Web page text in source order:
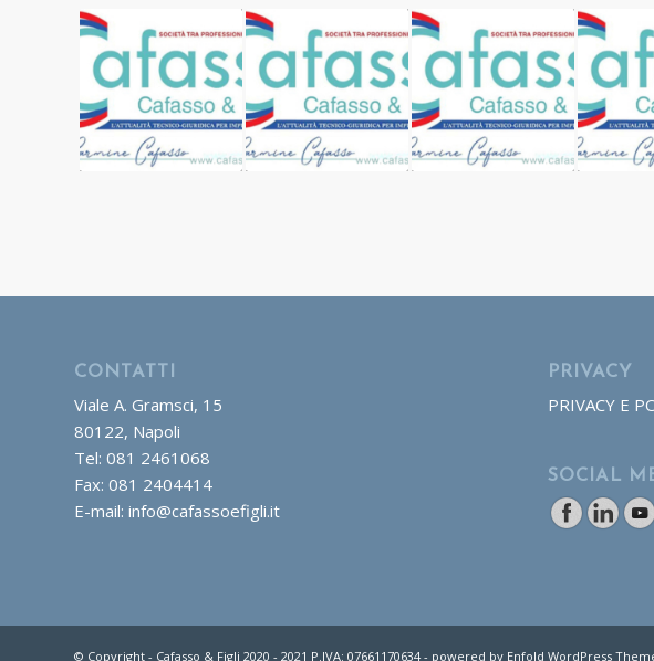
CONTATTI
Viale A. Gramsci, 15
80122, Napoli
Tel: 081 2461068
Fax: 081 2404414
E-mail: info@cafassoefigli.it
PRIVACY
PRIVACY E
SOCIAL
© Copyright - Cafasso & Figli 2020 - 2021 P.IVA: 07661170634 - powered by Enfold WordPress